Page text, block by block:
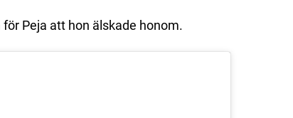
Peja att hon älskade honom.